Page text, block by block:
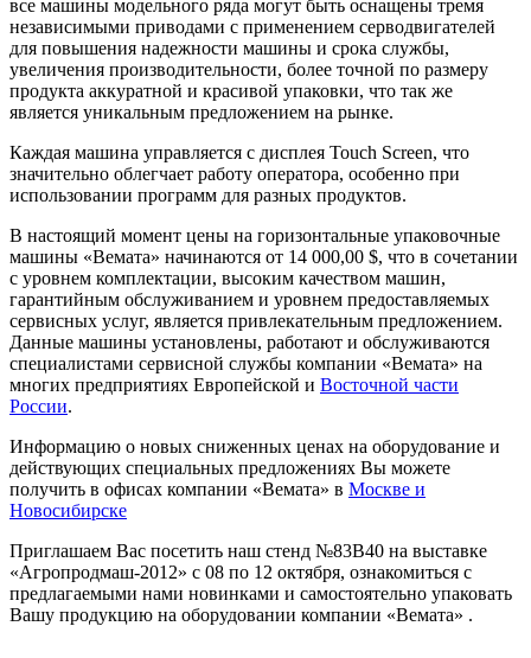
все машины модельного ряда могут быть оснащены тремя
независимыми приводами с применением серводвигателей
для повышения надежности машины и срока службы,
увеличения производительности, более точной по размеру
продукта аккуратной и красивой упаковки, что так же
является уникальным предложением на рынке.
Каждая машина управляется с дисплея Touch Screen, что
значительно облегчает работу оператора, особенно при
использовании программ для разных продуктов.
В настоящий момент цены на горизонтальные упаковочные
машины «Вемата» начинаются от 14 000,00 $, что в сочетании
с уровнем комплектации, высоким качеством машин,
гарантийным обслуживанием и уровнем предоставляемых
сервисных услуг, является привлекательным предложением.
Данные машины установлены, работают и обслуживаются
специалистами сервисной службы компании «Вемата» на
многих предприятиях Европейской и Восточной части
России.
Информацию о новых сниженных ценах на оборудование и
действующих специальных предложениях Вы можете
получить в офисах компании «Вемата» в Москве и
Новосибирске
Приглашаем Вас посетить наш стенд №83В40 на выставке
«Агропродмаш-2012» с 08 по 12 октября, ознакомиться с
предлагаемыми нами новинками и самостоятельно упаковать
Вашу продукцию на оборудовании компании «Вемата» .